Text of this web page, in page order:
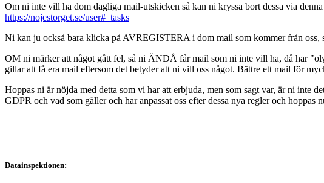
Om ni inte vill ha dom dagliga mail-utskicken så kan ni kryssa bort dessa via
https://nojestorget.se/user#_tasks
Ni kan ju också bara klicka på AVREGISTERA i dom mail som kommer från
OM ni märker att något gått fel, så ni ÄNDÅ får mail som ni inte vill ha, då har
gillar att få era mail eftersom det betyder att ni vill oss något. Bättre ett mail för
Hoppas ni är nöjda med detta som vi har att erbjuda, men som sagt var, är ni inte
GDPR och vad som gäller och har anpassat oss efter dessa nya regler och
Datainspektionen: